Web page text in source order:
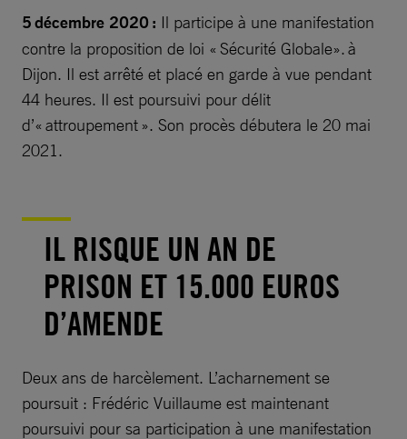
5 décembre 2020 : Il participe à une manifestation
contre la proposition de loi « Sécurité Globale». à
Dijon. Il est arrêté et placé en garde à vue pendant
44 heures. Il est poursuivi pour délit
d’« attroupement ». Son procès débutera le 20 mai
2021.
IL RISQUE UN AN DE
PRISON ET 15.000 EUROS
D’AMENDE
Deux ans de harcèlement. L’acharnement se
poursuit : Frédéric Vuillaume est maintenant
poursuivi pour sa participation à une manifestation